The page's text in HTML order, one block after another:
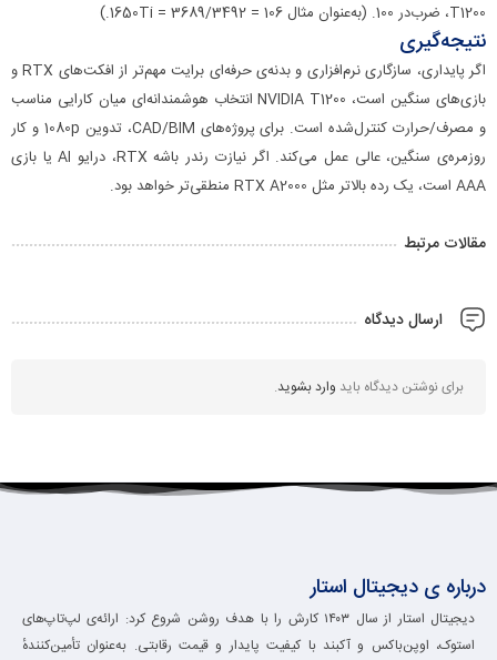
T1200، ضرب‌در 100. (به‌عنوان مثال 1650Ti = 3689/3492 = 106.)
نتیجه‌گیری
اگر پایداری، سازگاری نرم‌افزاری و بدنه‌ی حرفه‌ای برایت مهم‌تر از افکت‌های RTX و
بازی‌های سنگین است، NVIDIA T1200 انتخاب هوشمندانه‌ای میان کارایی مناسب
و مصرف/حرارت کنترل‌شده است. برای پروژه‌های CAD/BIM، تدوین 1080p و کار
روزمره‌ی سنگین، عالی عمل می‌کند. اگر نیازت رندر باشه RTX، درایو AI یا بازی
AAA است، یک رده بالاتر مثل RTX A2000 منطقی‌تر خواهد بود.
مقالات مرتبط
ارسال دیدگاه
برای نوشتن دیدگاه باید وارد بشوید.
درباره ی دیجیتال استار
دیجیتال استار از سال ۱۴۰۳ کارش را با هدف روشن شروع کرد: ارائه‌ی لپ‌تاپ‌های
استوک، اوپن‌باکس و آکبند با کیفیت پایدار و قیمت رقابتی. به‌عنوان تأمین‌کنندهٔ